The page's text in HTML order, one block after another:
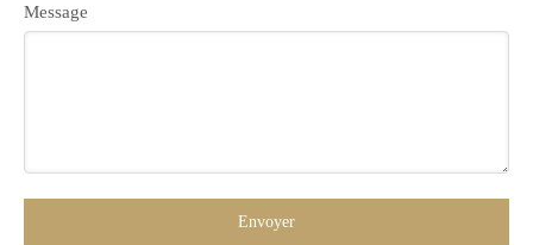
Message
Envoyer